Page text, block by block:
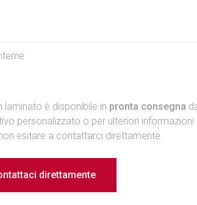
laminato è disponibile in pronta consegna
personalizzato o per ulteriori
esitare a contattarci direttamente.
direttamente